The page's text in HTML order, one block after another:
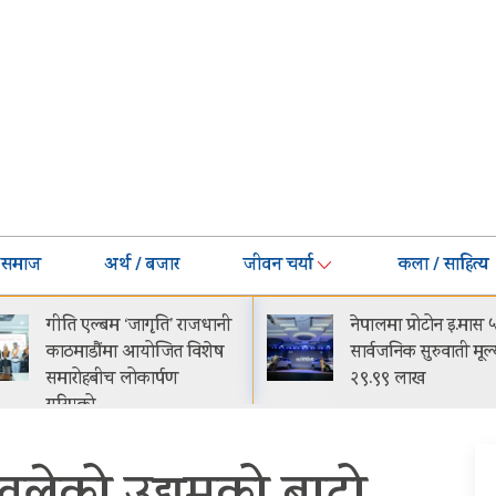
समाज अर्थ / बजार जीवन चर्या कला / साहित्य
नेपालमा प्रोटोन इ.मास ५
सार्वजनिक सुरुवाती मूल्य रू.
२९.९९ लाख
घट्यो बजाजको
मासिक किस्ता-मूल्य